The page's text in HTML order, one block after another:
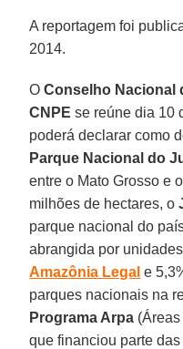
A reportagem foi
2014.
OConselho Nacional
CNPE se reúne dia 10
poderá declarar como
Parque Nacional do
entre o Mato Grosso e
milhões de hectares, o
parque nacional do
abrangida por
Amazônia Legal e
parques nacionais na
Programa Arpa
que financiou parte